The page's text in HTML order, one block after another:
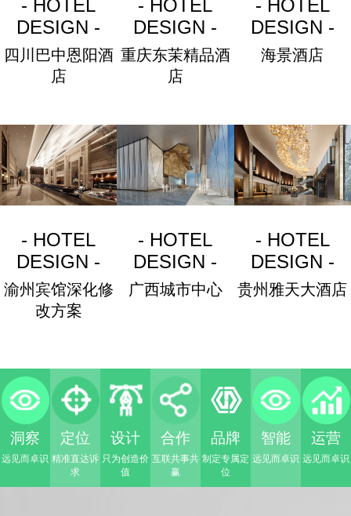
- HOTEL
DESIGN -
四川巴中恩阳酒
店
- HOTEL
DESIGN -
重庆东茉精品酒
店
- HOTEL
DESIGN -
海景酒店
- HOTEL
DESIGN -
渝州宾馆深化修
改方案
- HOTEL
DESIGN -
广西城市中心
- HOTEL
DESIGN -
贵州雅天大酒店
洞察
远见而卓识
定位
精准直达诉
求
设计
只为创造价
值
合作
互联共事共
赢
品牌
制定专属定
位
智能
远见而卓识
运营
远见而卓识